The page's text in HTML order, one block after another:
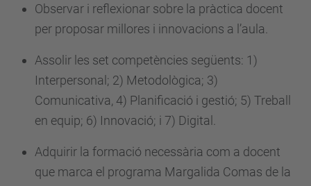
Observar i reflexionar sobre la pràctica docent
per proposar millores i innovacions a l’aula.
Assolir les set competències següents: 1)
Interpersonal; 2) Metodològica; 3)
Comunicativa, 4) Planificació i gestió; 5) Treball
en equip; 6) Innovació; i 7) Digital.
Adquirir la formació necessària com a docent
que marca el programa Margalida Comas de la